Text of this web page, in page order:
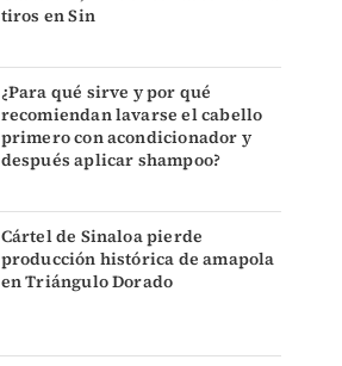
tiros en Sin
¿Para qué sirve y por qué
recomiendan lavarse el cabello
primero con acondicionador y
después aplicar shampoo?
Cártel de Sinaloa pierde
producción histórica de amapola
en Triángulo Dorado